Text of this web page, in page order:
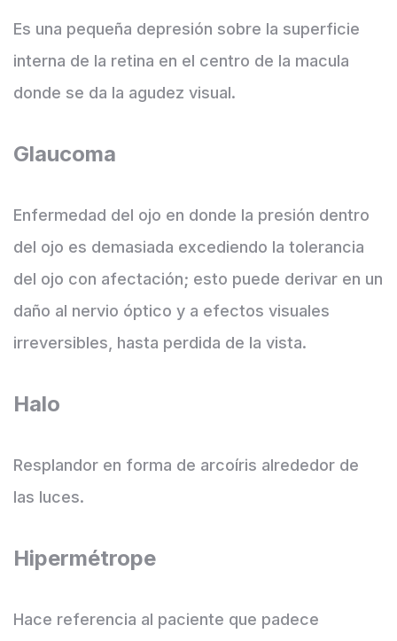
Es una pequeña depresión sobre la superficie
interna de la retina en el centro de la macula
donde se da la agudez visual.
Glaucoma
Enfermedad del ojo en donde la presión dentro
del ojo es demasiada excediendo la tolerancia
del ojo con afectación; esto puede derivar en un
daño al nervio óptico y a efectos visuales
irreversibles, hasta perdida de la vista.
Halo
Resplandor en forma de arcoíris alrededor de
las luces.
Hipermétrope
Hace referencia al paciente que padece